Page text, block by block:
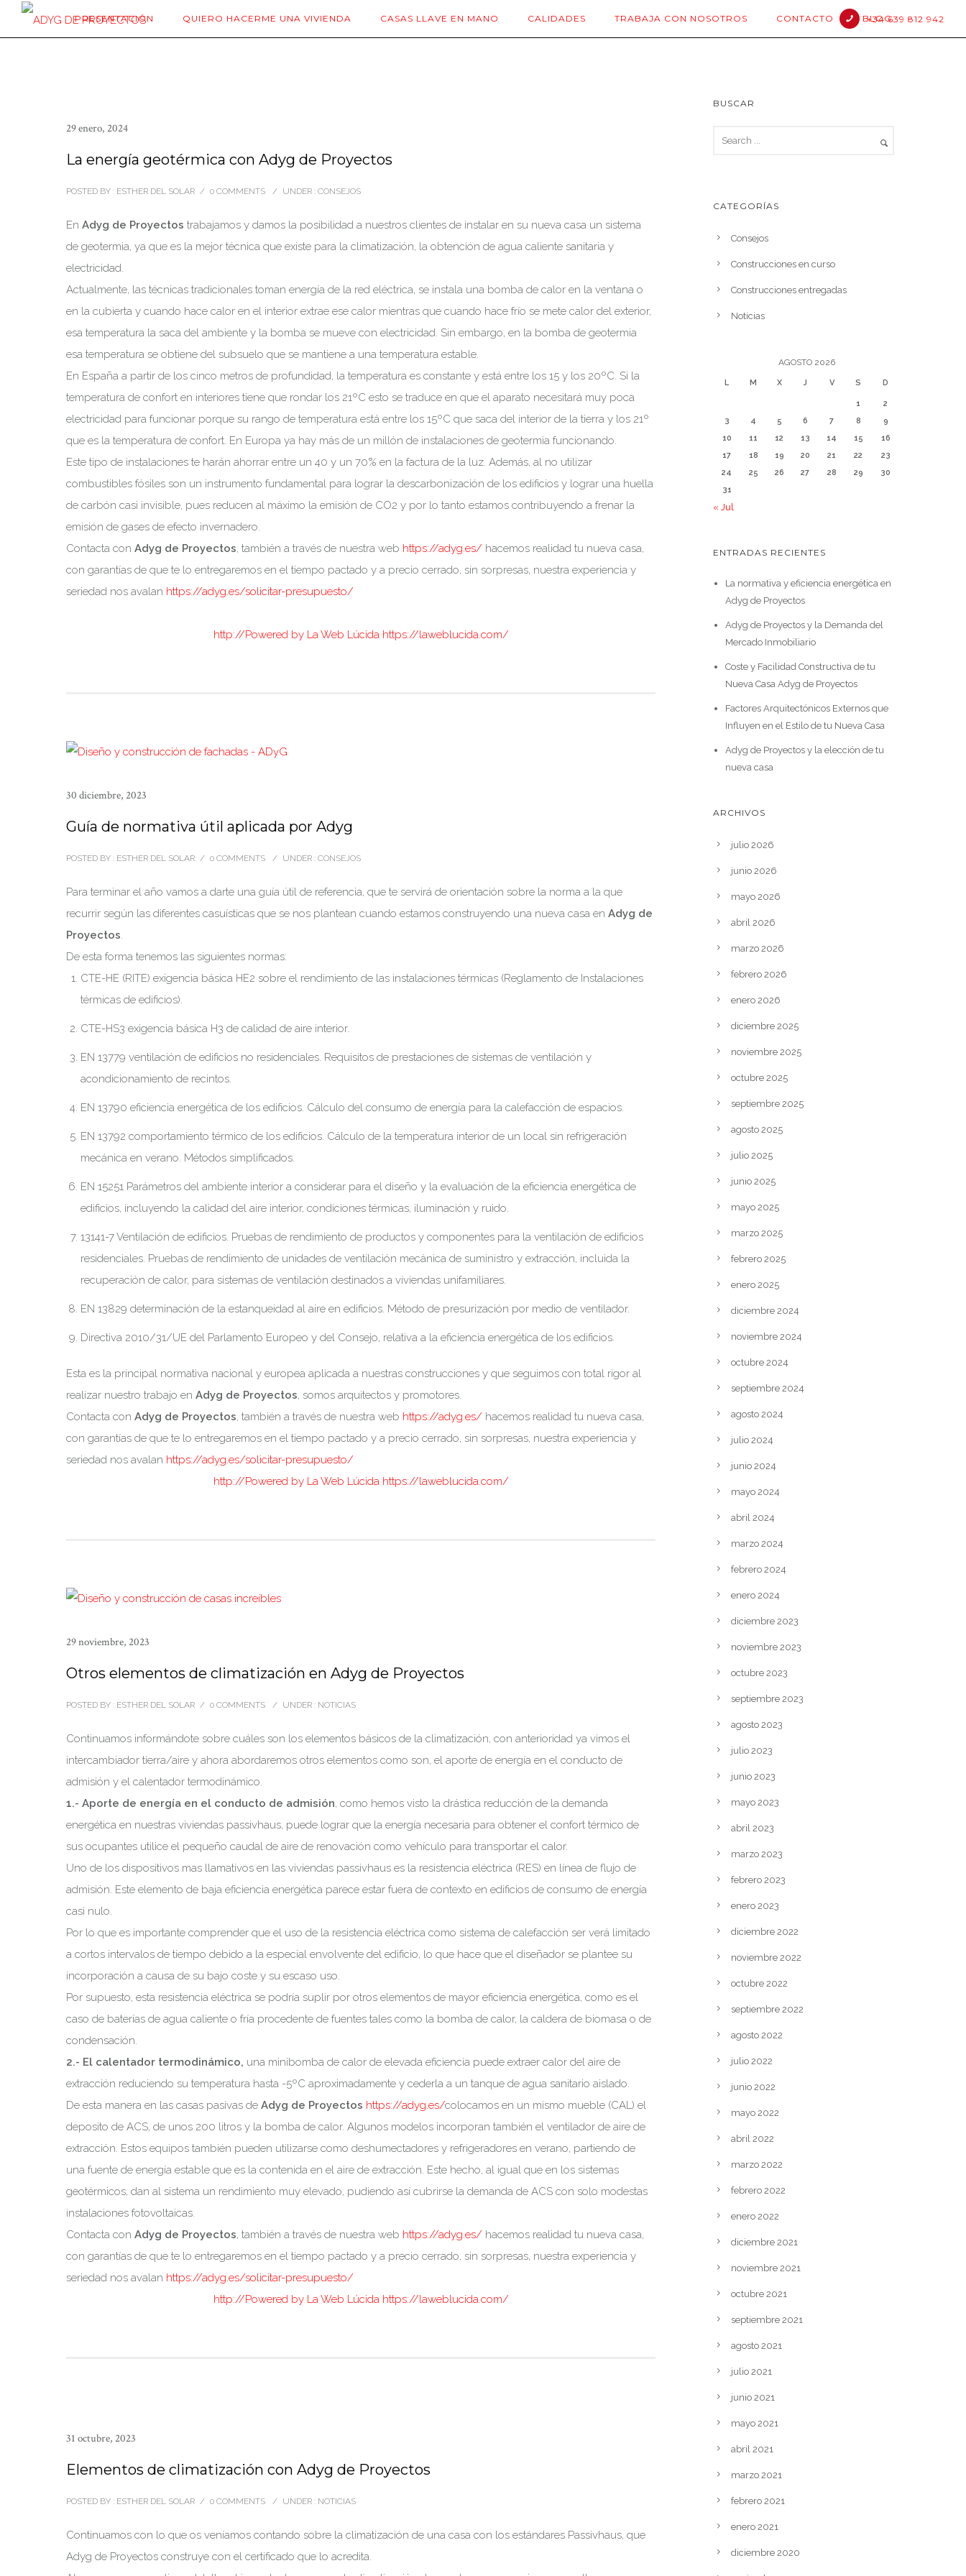
+34 639 812 942
PRESENTACIÓN QUIERO HACERME UNA VIVIENDA CASAS LLAVE EN MANO CALIDADES TRABAJA CON NOSOTROS CONTACTO BLOG
29 enero, 2024
La energía geotérmica con Adyg de Proyectos
POSTED BY : ESTHER DEL SOLAR / 0 COMMENTS / UNDER : CONSEJOS
En Adyg de Proyectos trabajamos y damos la posibilidad a nuestros clientes de instalar en su nueva casa un sistema
de geotermia, ya que es la mejor técnica que existe para la climatización, la obtención de agua caliente sanitaria y
electricidad.
Actualmente, las técnicas tradicionales toman energía de la red eléctrica, se instala una bomba de calor en la ventana o
en la cubierta y cuando hace calor en el interior extrae ese calor mientras que cuando hace frío se mete calor del exterior,
esa temperatura la saca del ambiente y la bomba se mueve con electricidad. Sin embargo, en la bomba de geotermia
esa temperatura se obtiene del subsuelo que se mantiene a una temperatura estable.
En España a partir de los cinco metros de profundidad, la temperatura es constante y está entre los 15 y los 20ºC. Si la
temperatura de confort en interiores tiene que rondar los 21ºC esto se traduce en que el aparato necesitará muy poca
electricidad para funcionar porque su rango de temperatura está entre los 15ºC que saca del interior de la tierra y los 21º
que es la temperatura de confort. En Europa ya hay más de un millón de instalaciones de geotermia funcionando.
Este tipo de instalaciones te harán ahorrar entre un 40 y un 70% en la factura de la luz. Además, al no utilizar
combustibles fósiles son un instrumento fundamental para lograr la descarbonización de los edificios y lograr una huella
de carbón casi invisible, pues reducen al máximo la emisión de CO2 y por lo tanto estamos contribuyendo a frenar la
emisión de gases de efecto invernadero.
Contacta con Adyg de Proyectos, también a través de nuestra web https://adyg.es/ hacemos realidad tu nueva casa,
con garantías de que te lo entregaremos en el tiempo pactado y a precio cerrado, sin sorpresas, nuestra experiencia y
seriedad nos avalan https://adyg.es/solicitar-presupuesto/
http://Powered by La Web Lúcida https://laweblucida.com/
30 diciembre, 2023
Guía de normativa útil aplicada por Adyg
POSTED BY : ESTHER DEL SOLAR / 0 COMMENTS / UNDER : CONSEJOS
Para terminar el año vamos a darte una guía útil de referencia, que te servirá de orientación sobre la norma a la que
recurrir según las diferentes casuísticas que se nos plantean cuando estamos construyendo una nueva casa en Adyg de
Proyectos.
De esta forma tenemos las siguientes normas:
CTE-HE (RITE) exigencia básica HE2 sobre el rendimiento de las instalaciones térmicas (Reglamento de Instalaciones
térmicas de edificios).
CTE-HS3 exigencia básica H3 de calidad de aire interior.
EN 13779 ventilación de edificios no residenciales. Requisitos de prestaciones de sistemas de ventilación y
acondicionamiento de recintos.
EN 13790 eficiencia energética de los edificios. Cálculo del consumo de energía para la calefacción de espacios.
EN 13792 comportamiento térmico de los edificios. Cálculo de la temperatura interior de un local sin refrigeración
mecánica en verano. Métodos simplificados.
EN 15251 Parámetros del ambiente interior a considerar para el diseño y la evaluación de la eficiencia energética de
edificios, incluyendo la calidad del aire interior, condiciones térmicas, iluminación y ruido.
13141-7 Ventilación de edificios. Pruebas de rendimiento de productos y componentes para la ventilación de edificios
residenciales. Pruebas de rendimiento de unidades de ventilación mecánica de suministro y extracción, incluida la
recuperación de calor, para sistemas de ventilación destinados a viviendas unifamiliares.
EN 13829 determinación de la estanqueidad al aire en edificios. Método de presurización por medio de ventilador.
Directiva 2010/31/UE del Parlamento Europeo y del Consejo, relativa a la eficiencia energética de los edificios.
Esta es la principal normativa nacional y europea aplicada a nuestras construcciones y que seguimos con total rigor al
realizar nuestro trabajo en Adyg de Proyectos, somos arquitectos y promotores.
Contacta con Adyg de Proyectos, también a través de nuestra web https://adyg.es/ hacemos realidad tu nueva casa,
con garantías de que te lo entregaremos en el tiempo pactado y a precio cerrado, sin sorpresas, nuestra experiencia y
seriedad nos avalan https://adyg.es/solicitar-presupuesto/
http://Powered by La Web Lúcida https://laweblucida.com/
29 noviembre, 2023
Otros elementos de climatización en Adyg de Proyectos
POSTED BY : ESTHER DEL SOLAR / 0 COMMENTS / UNDER : NOTICIAS
Continuamos informándote sobre cuáles son los elementos básicos de la climatización, con anterioridad ya vimos el
intercambiador tierra/aire y ahora abordaremos otros elementos como son, el aporte de energía en el conducto de
admisión y el calentador termodinámico.
1.- Aporte de energía en el conducto de admisión, como hemos visto la drástica reducción de la demanda
energética en nuestras viviendas passivhaus, puede lograr que la energía necesaria para obtener el confort térmico de
sus ocupantes utilice el pequeño caudal de aire de renovación como vehículo para transportar el calor.
Uno de los dispositivos mas llamativos en las viviendas passivhaus es la resistencia eléctrica (RES) en línea de flujo de
admisión. Este elemento de baja eficiencia energética parece estar fuera de contexto en edificios de consumo de energía
casi nulo.
Por lo que es importante comprender que el uso de la resistencia eléctrica como sistema de calefacción ser verá limitado
a cortos intervalos de tiempo debido a la especial envolvente del edificio, lo que hace que el diseñador se plantee su
incorporación a causa de su bajo coste y su escaso uso.
Por supuesto, esta resistencia eléctrica se podría suplir por otros elementos de mayor eficiencia energética, como es el
caso de baterías de agua caliente o fría procedente de fuentes tales como la bomba de calor, la caldera de biomasa o de
condensación.
2.- El calentador termodinámico, una minibomba de calor de elevada eficiencia puede extraer calor del aire de
extracción reduciendo su temperatura hasta -5ºC aproximadamente y cederla a un tanque de agua sanitario aislado.
De esta manera en las casas pasivas de Adyg de Proyectos https://adyg.es/colocamos en un mismo mueble (CAL) el
deposito de ACS, de unos 200 litros y la bomba de calor. Algunos modelos incorporan también el ventilador de aire de
extracción. Estos equipos también pueden utilizarse como deshumectadores y refrigeradores en verano, partiendo de
una fuente de energía estable que es la contenida en el aire de extracción. Este hecho, al igual que en los sistemas
geotérmicos, dan al sistema un rendimiento muy elevado, pudiendo así cubrirse la demanda de ACS con solo modestas
instalaciones fotovoltaicas.
Contacta con Adyg de Proyectos, también a través de nuestra web https://adyg.es/ hacemos realidad tu nueva casa,
con garantías de que te lo entregaremos en el tiempo pactado y a precio cerrado, sin sorpresas, nuestra experiencia y
seriedad nos avalan https://adyg.es/solicitar-presupuesto/
http://Powered by La Web Lúcida https://laweblucida.com/
31 octubre, 2023
Elementos de climatización con Adyg de Proyectos
POSTED BY : ESTHER DEL SOLAR / 0 COMMENTS / UNDER : NOTICIAS
Continuamos con lo que os veníamos contando sobre la climatización de una casa con los estándares Passivhaus, que
Adyg de Proyectos construye con el certificado que lo acredita.
BUSCAR
CATEGORÍAS
Consejos
Construcciones en curso
Construcciones entregadas
Noticias
AGOSTO 2026
L M X J V S D
1
2
3
4 5 6 7 8
9
10
11 12 13 14 15
16
17
18 19 20 21 22
23
24
25 26 27 28 29
30
31
« Jul
ENTRADAS RECIENTES
La normativa y eficiencia energética en
Adyg de Proyectos
Adyg de Proyectos y la Demanda del
Mercado Inmobiliario
Coste y Facilidad Constructiva de tu
Nueva Casa Adyg de Proyectos
Factores Arquitectónicos Externos que
Influyen en el Estilo de tu Nueva Casa
Adyg de Proyectos y la elección de tu
nueva casa
ARCHIVOS
julio 2026
junio 2026
mayo 2026
abril 2026
marzo 2026
febrero 2026
enero 2026
diciembre 2025
noviembre 2025
octubre 2025
septiembre 2025
agosto 2025
julio 2025
junio 2025
mayo 2025
marzo 2025
febrero 2025
enero 2025
diciembre 2024
noviembre 2024
octubre 2024
septiembre 2024
agosto 2024
julio 2024
junio 2024
mayo 2024
abril 2024
marzo 2024
febrero 2024
enero 2024
diciembre 2023
noviembre 2023
octubre 2023
septiembre 2023
agosto 2023
julio 2023
junio 2023
mayo 2023
abril 2023
marzo 2023
febrero 2023
enero 2023
diciembre 2022
noviembre 2022
octubre 2022
septiembre 2022
agosto 2022
julio 2022
junio 2022
mayo 2022
abril 2022
marzo 2022
febrero 2022
enero 2022
diciembre 2021
noviembre 2021
octubre 2021
septiembre 2021
agosto 2021
julio 2021
junio 2021
mayo 2021
abril 2021
marzo 2021
febrero 2021
enero 2021
diciembre 2020